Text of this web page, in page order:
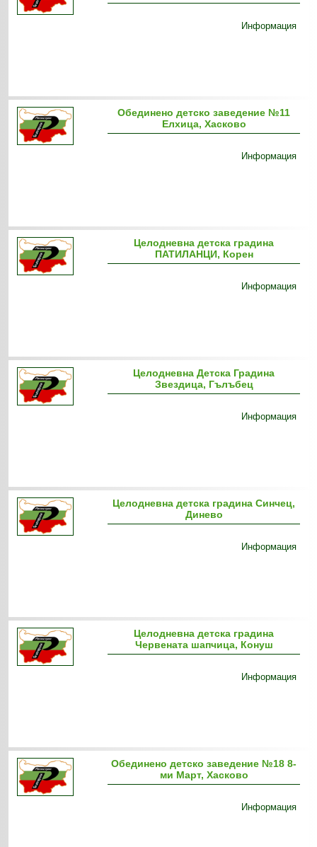
Информация
Обединено детско заведение №11
Елхица, Хасково
Информация
Целодневна детска градина
ПАТИЛАНЦИ, Корен
Информация
Целодневна Детска Градина
Звездица, Гълъбец
Информация
Целодневна детска градина Синчец,
Динево
Информация
Целодневна детска градина
Червената шапчица, Конуш
Информация
Обединено детско заведение №18 8-
ми Март, Хасково
Информация